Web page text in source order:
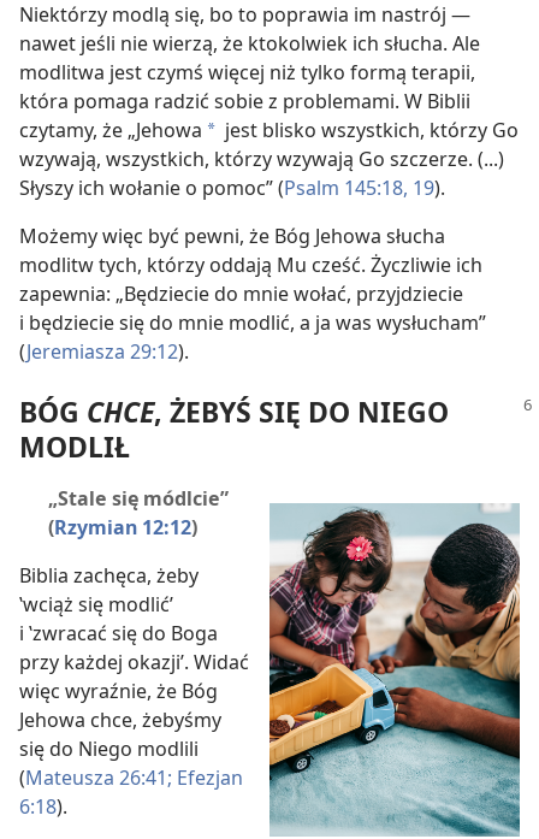
Niektórzy modlą się, bo to poprawia im nastrój —
nawet jeśli nie wierzą, że ktokolwiek ich słucha. Ale
modlitwa jest czymś więcej niż tylko formą terapii,
która pomaga radzić sobie z problemami. W Biblii
czytamy, że „Jehowa a jest blisko wszystkich, którzy Go
wzywają, wszystkich, którzy wzywają Go szczerze. (...)
Słyszy ich wołanie o pomoc” (Psalm 145:18, 19).
Możemy więc być pewni, że Bóg Jehowa słucha
modlitw tych, którzy oddają Mu cześć. Życzliwie ich
zapewnia: „Będziecie do mnie wołać, przyjdziecie
i będziecie się do mnie modlić, a ja was wysłucham”
(Jeremiasza 29:12).
BÓG CHCE, ŻEBYŚ SIĘ DO NIEGO
MODLIŁ
„Stale się módlcie”
(Rzymian 12:12)
Biblia zachęca, żeby
‛wciąż się modlić’
i ‛zwracać się do Boga
przy każdej okazji’. Widać
więc wyraźnie, że Bóg
Jehowa chce, żebyśmy
się do Niego modlili
(Mateusza 26:41; Efezjan
6:18).